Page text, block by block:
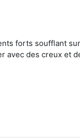
forts soufflant
avec des creux et